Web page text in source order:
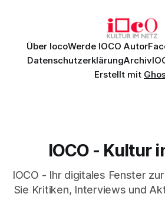
Über IocoWerde IOCO Autor
DatenschutzerklärungArchiv
Erstellt mit
IOCO - Kultur
IOCO - Ihr digitales Fenster
Sie Kritiken, Interviews und